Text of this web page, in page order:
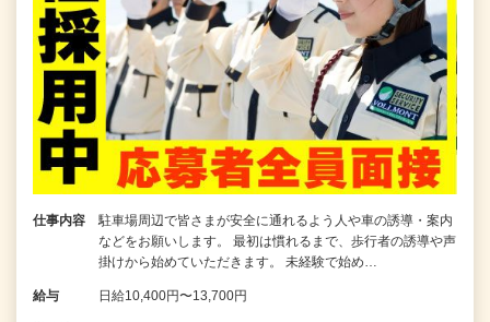
仕事内容
駐車場周辺で皆さまが安全に通れるよう人や車の誘導・案内
などをお願いします。 最初は慣れるまで、歩行者の誘導や声
掛けから始めていただきます。 未経験で始め…
給与 日給10,400円〜13,700円